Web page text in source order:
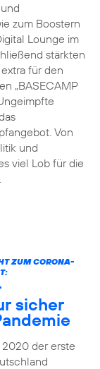
zum Boostern
Lounge im
stärkten
für den
„BASECAMP
Von
und
viel Lob für die
ZUM CORONA-
sicher
2020 der erste